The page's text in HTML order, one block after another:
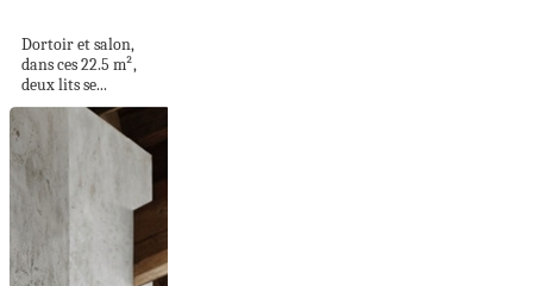
Dortoir et salon,
dans ces 22.5 m²,
deux lits se...